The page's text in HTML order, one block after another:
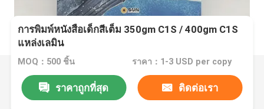
การพิมพ์หนังสือเด็กสีเต็ม 350gm C1S / 400gm C1S
แหล่งเลมิน
MOQ：500 ชิ้น ราคา：1-3 USD per copy
ราคาถูกที่สุด ติดต่อเรา